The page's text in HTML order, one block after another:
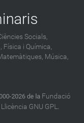
Socials,
Física i Química,
Música,
2026 de la Fundació
Llicència GNU GPL.